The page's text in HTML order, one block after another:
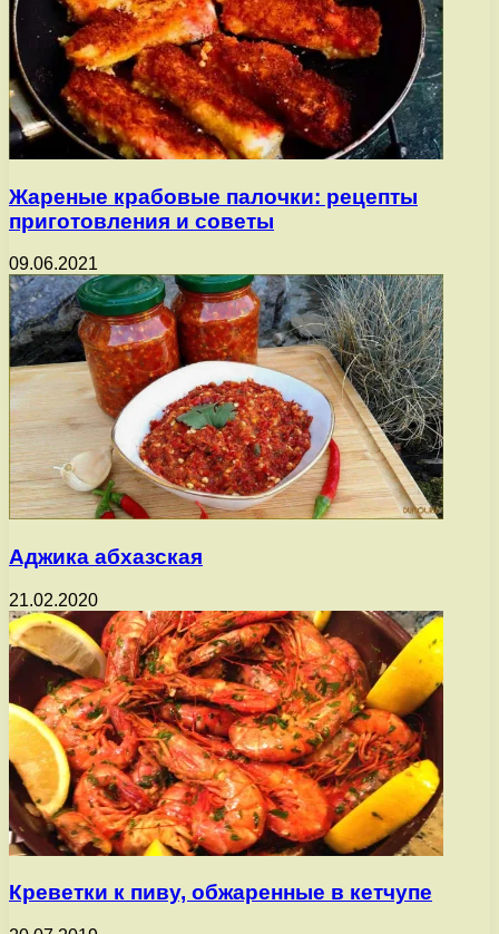
Жареные крабовые палочки: рецепты
приготовления и советы
09.06.2021
Аджика абхазская
21.02.2020
Креветки к пиву, обжаренные в кетчупе